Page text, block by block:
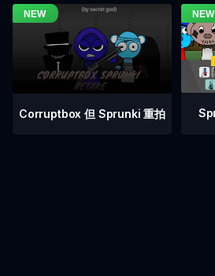
Corruptbox 但 Sprunki 重拍